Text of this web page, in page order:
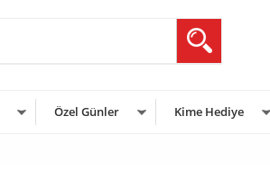
Özel Günler Kime Hediye